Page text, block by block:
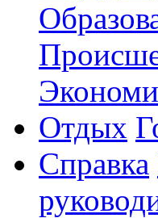
Отдых
Справка